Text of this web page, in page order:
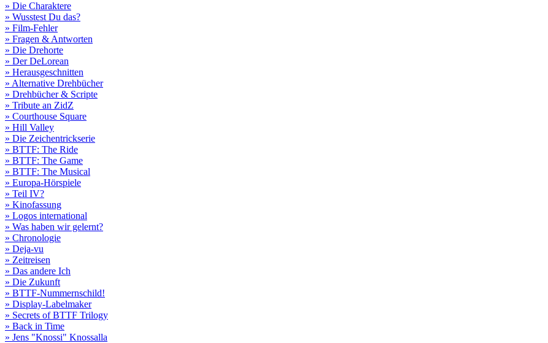
» Die Charaktere
» Wusstest Du das?
» Film-Fehler
» Fragen & Antworten
» Die Drehorte
» Der DeLorean
» Herausgeschnitten
» Alternative Drehbücher
» Drehbücher & Scripte
» Tribute an ZidZ
» Courthouse Square
» Hill Valley
» Die Zeichentrickserie
» BTTF: The Ride
» BTTF: The Game
» BTTF: The Musical
» Europa-Hörspiele
» Teil IV?
» Kinofassung
» Logos international
» Was haben wir gelernt?
» Chronologie
» Deja-vu
» Zeitreisen
» Das andere Ich
» Die Zukunft
» BTTF-Nummernschild!
» Display-Labelmaker
» Secrets of BTTF Trilogy
» Back in Time
» Jens "Knossi" Knossalla